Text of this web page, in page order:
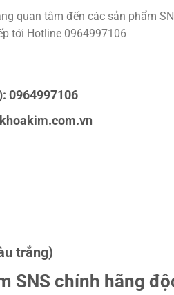
quan tâm đến các sản phẩm
tới Hotline 0964997106
0964997106
trắng)
SNS chính hãng